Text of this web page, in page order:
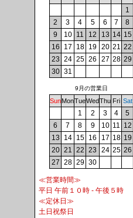
1
2
3 4 5 6 7
8
9
10 11 12 13 14 15
16
17 18 19 20 21 22
23 24 25 26 27 28 29
30 31
9月の営業日
SunMonTueWedThu Fri Sat
1 2 3 4
5
6
7 8 9 10 11 12
13
14 15 16 17 18 19
20 21 22 23 24 25 26
27 28 29 30
≪営業時間≫
平日 午前１０時 - 午後５時
≪定休日≫
土日祝祭日